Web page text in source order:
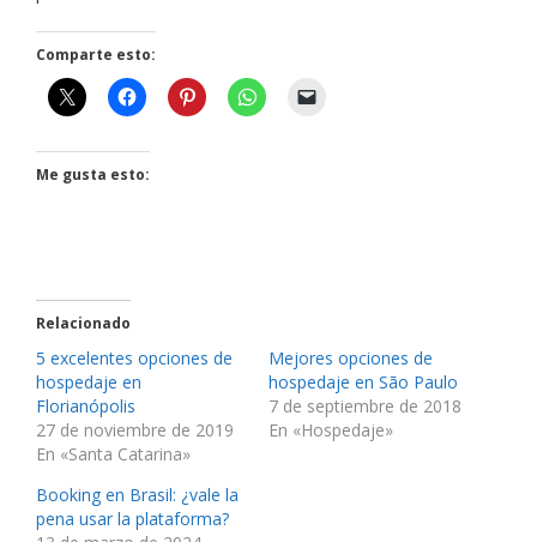
Comparte esto:
Me gusta esto:
Relacionado
5 excelentes opciones de
hospedaje en
Florianópolis
27 de noviembre de 2019
En «Santa Catarina»
Mejores opciones de
hospedaje en São Paulo
7 de septiembre de 2018
En «Hospedaje»
Booking en Brasil: ¿vale la
pena usar la plataforma?